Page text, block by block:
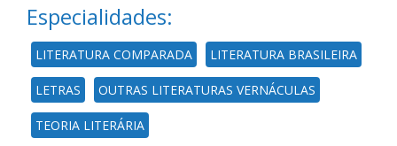
Especialidades:
LITERATURA COMPARADA LITERATURA BRASILEIRA
LETRAS OUTRAS LITERATURAS VERNÁCULAS
TEORIA LITERÁRIA